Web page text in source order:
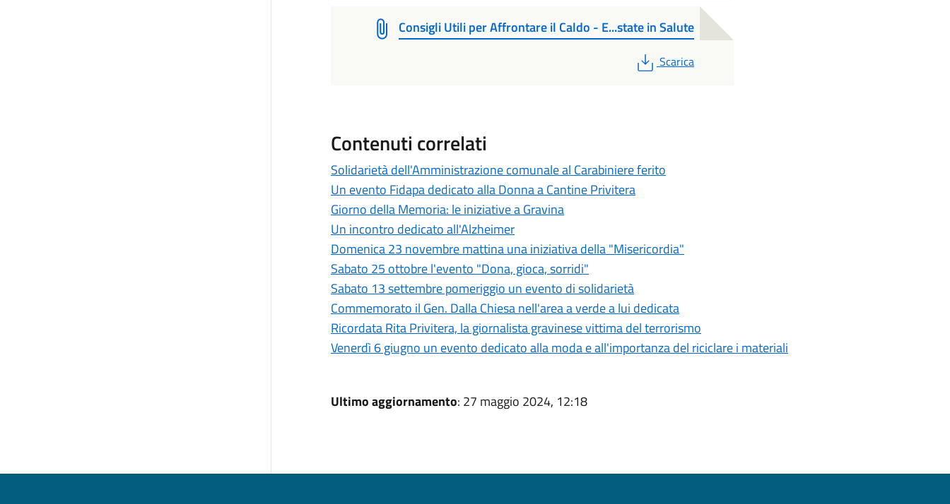
Consigli Utili per Affrontare il Caldo - E...state in Salute
PDF
Scarica
Contenuti correlati
Solidarietà dell'Amministrazione comunale al Carabiniere ferito
Un evento Fidapa dedicato alla Donna a Cantine Privitera
Giorno della Memoria: le iniziative a Gravina
Un incontro dedicato all'Alzheimer
Domenica 23 novembre mattina una iniziativa della "Misericordia"
Sabato 25 ottobre l'evento "Dona, gioca, sorridi"
Sabato 13 settembre pomeriggio un evento di solidarietà
Commemorato il Gen. Dalla Chiesa nell'area a verde a lui dedicata
Ricordata Rita Privitera, la giornalista gravinese vittima del terrorismo
Venerdì 6 giugno un evento dedicato alla moda e all'importanza del riciclare i materiali
Ultimo aggiornamento: 27 maggio 2024, 12:18